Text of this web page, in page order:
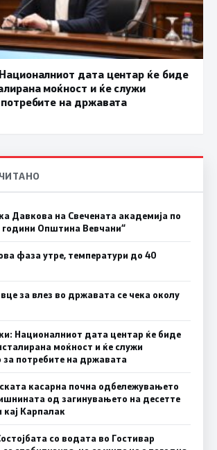
дата центар ќе биде
моќност и ќе служи
потребите на државата
Давкова на Свечената академија по
години Општина Вевчани“
фаза утре, температури до 40
за влез во државата се чека околу
Националниот дата центар ќе биде
моќност и ќе служи
за потребите на државата
касарна почна одбележувањето
од загинувањето на десетте
кај Карпалак
со водата во Гостивар